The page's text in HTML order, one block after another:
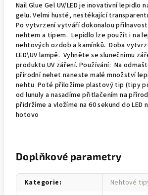
Nail Glue Gel UV/LED je inovativní lepidlo
gelu. Velmi husté, nestékající
Po vytvrzení vytváří dokonalou
nehtem a tipem. Lepidlo lze použít i na
nehtových ozdob a kamínků. Doba
LED\UV lampě. Vyhněte se slunečnímu
produktu UV záření. Používání: Na
přírodní nehet naneste malé množství
nehtu Poté přiložíme plastový tip (tipy
od lunuly a nasadíme přitlačením na
přidržíme a vložíme na 60 sekund do LED
hotovo
Doplňkové parametry
Kategorie:
Nehtové